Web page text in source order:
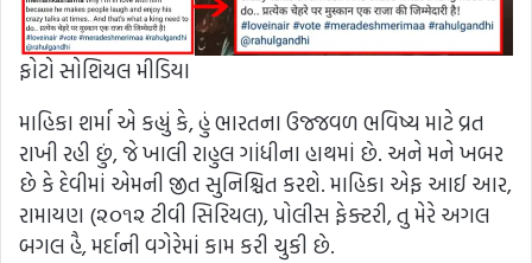
ફોટો સોશિયલ મીડિયા
માહિકા શર્મા એ કહ્યું કે, હું ભારતના ઉજ્જવળ ભવિષ્ય માટે વ્રત
રાખી રહી છું, જે ખાલી રાહુલ ગાંધીના હાથમાં છે. અને મને ખબર
છે કે દેવીમાં એમની જીત સુનિશ્ચિત કરશે. માહિકા એફ આઈ આર,
રામાયણ (૨૦૧૨ ટીવી સિરિયલ), પોલીસ ફેક્ટરી, તુ મેરે અગલ
બગલ હૈ, મર્દાની વગેરેમાં કામ કરી ચુકી છે.